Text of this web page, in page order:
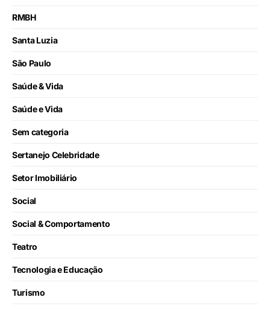
RMBH
Santa Luzia
São Paulo
Saúde & Vida
Saúde e Vida
Sem categoria
Sertanejo Celebridade
Setor Imobiliário
Social
Social & Comportamento
Teatro
Tecnologia e Educação
Turismo